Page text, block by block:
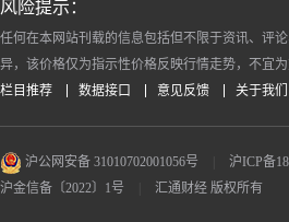
风险提示：
任何在本网站刊载的信息包括但不限于资讯、评
异，该价格仅为指示性价格反映行情走势，不宜
栏目推荐
数据接口 意见反馈 关于我们
沪公网安备 31010702001056号 沪ICP备
沪金信备〔2022〕1号
汇通财经 版权所有